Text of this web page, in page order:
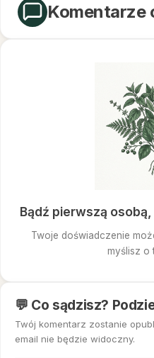
Komentarze
Bądź pierwszą
Twoje doświadczenie
myślisz o
💬 Co sądzisz?
Twój komentarz zostanie
email nie będzie widoczny.